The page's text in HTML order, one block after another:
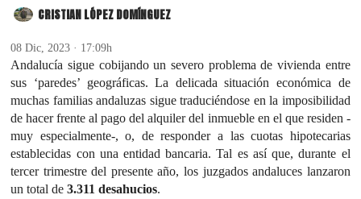
CRISTIAN LÓPEZ DOMÍNGUEZ
08 Dic, 2023 · 17:09h
Andalucía sigue cobijando un severo problema de vivienda entre
sus ‘paredes’ geográficas. La delicada situación económica de
muchas familias andaluzas sigue traduciéndose en la imposibilidad
de hacer frente al pago del alquiler del inmueble en el que residen -
muy especialmente-, o, de responder a las cuotas hipotecarias
establecidas con una entidad bancaria. Tal es así que, durante el
tercer trimestre del presente año, los juzgados andaluces lanzaron
un total de3.311 desahucios.